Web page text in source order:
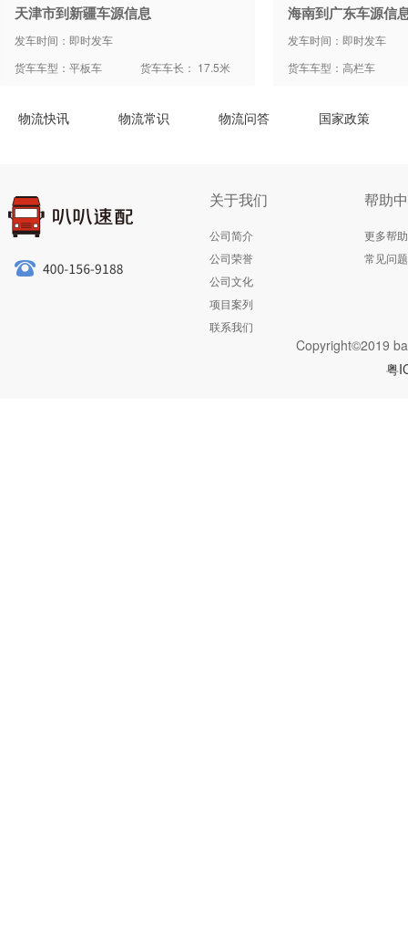
天津市到新疆车源信息
发车时间：即时发车
货车车型：平板车
货车车长： 17.5米
海南到广东车源信
发车时间：即时发车
货车车型：高栏车
物流快讯 物流常识 物流问答 国家政策
关于我们
公司简介
公司荣誉
公司文化
项目案列
联系我们
帮助
更多帮助
常见问题
Copyright©2019
粤